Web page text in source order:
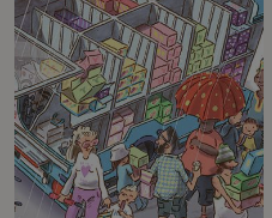
av Lena Sjöberg, kusliga och
gripande berättelser av Mats
Strandberg och Oskar Kroon.
Och mycket, mycket mer.
Välkommen till en maxad
bokmånad!